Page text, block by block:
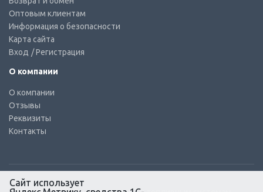
Оптовым клиентам
Информация о безопасности
Карта сайта
Вход / Регистрация
О компании
О компании
Отзывы
Реквизиты
Контакты
Сайт использует